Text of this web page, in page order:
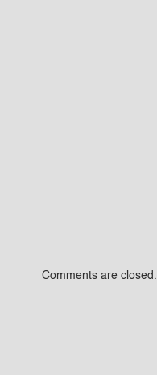
Comments are closed.